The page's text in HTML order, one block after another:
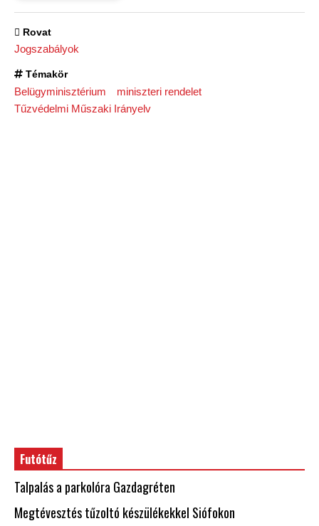
Rovat
Jogszabályok
Témakör
Belügyminisztérium
miniszteri rendelet
Tűzvédelmi Műszaki Irányelv
Futótűz
Talpalás a parkolóra Gazdagréten
Megtévesztés tűzoltó készülékekkel Siófokon